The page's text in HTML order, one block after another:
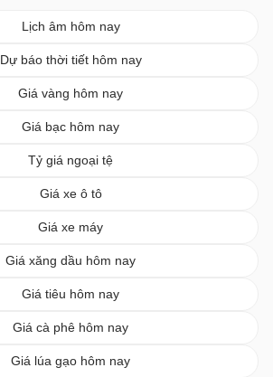
Lịch âm hôm nay
Dự báo thời tiết hôm nay
Giá vàng hôm nay
Giá bạc hôm nay
Tỷ giá ngoại tệ
Giá xe ô tô
Giá xe máy
Giá xăng dầu hôm nay
Giá tiêu hôm nay
Giá cà phê hôm nay
Giá lúa gạo hôm nay